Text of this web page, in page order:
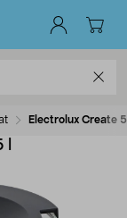
Electrolux Create